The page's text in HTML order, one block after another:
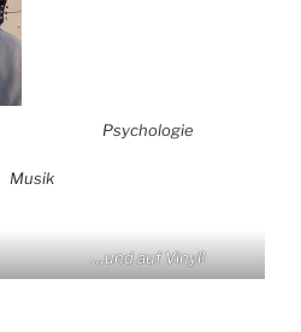
Psychologie
Musik
…und auf Vinyl!